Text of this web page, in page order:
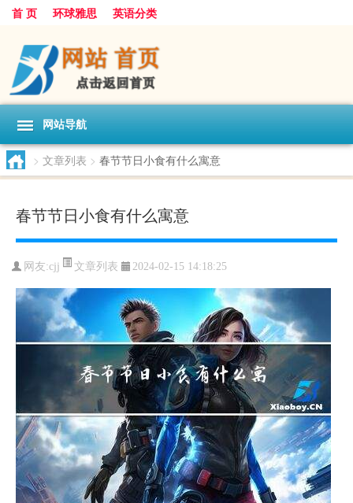
首 页 环球雅思 英语分类
网站导航
> 文章列表 > 春节节日小食有什么寓意
春节节日小食有什么寓意
网友:cjj 文章列表 2024-02-15 14:18:25